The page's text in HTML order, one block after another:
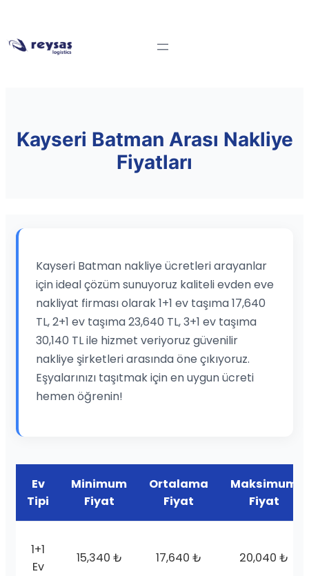
Kayseri Batman Arası Nakliye
Fiyatları
Kayseri Batman nakliye ücretleri arayanlar
için ideal çözüm sunuyoruz kaliteli evden eve
nakliyat firması olarak 1+1 ev taşıma 17,640
TL, 2+1 ev taşıma 23,640 TL, 3+1 ev taşıma
30,140 TL ile hizmet veriyoruz güvenilir
nakliye şirketleri arasında öne çıkıyoruz.
Eşyalarınızı taşıtmak için en uygun ücreti
hemen öğrenin!
Ev
Tipi
Minimum
Fiyat
Ortalama
Fiyat
Maksimum
Fiyat
1+1
Ev
15,340 ₺ 17,640 ₺ 20,040 ₺